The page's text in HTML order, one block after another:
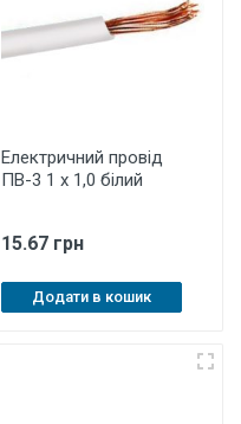
Електричний провід
ПВ-3 1 х 1,0 білий
15.67 грн
Додати в кошик